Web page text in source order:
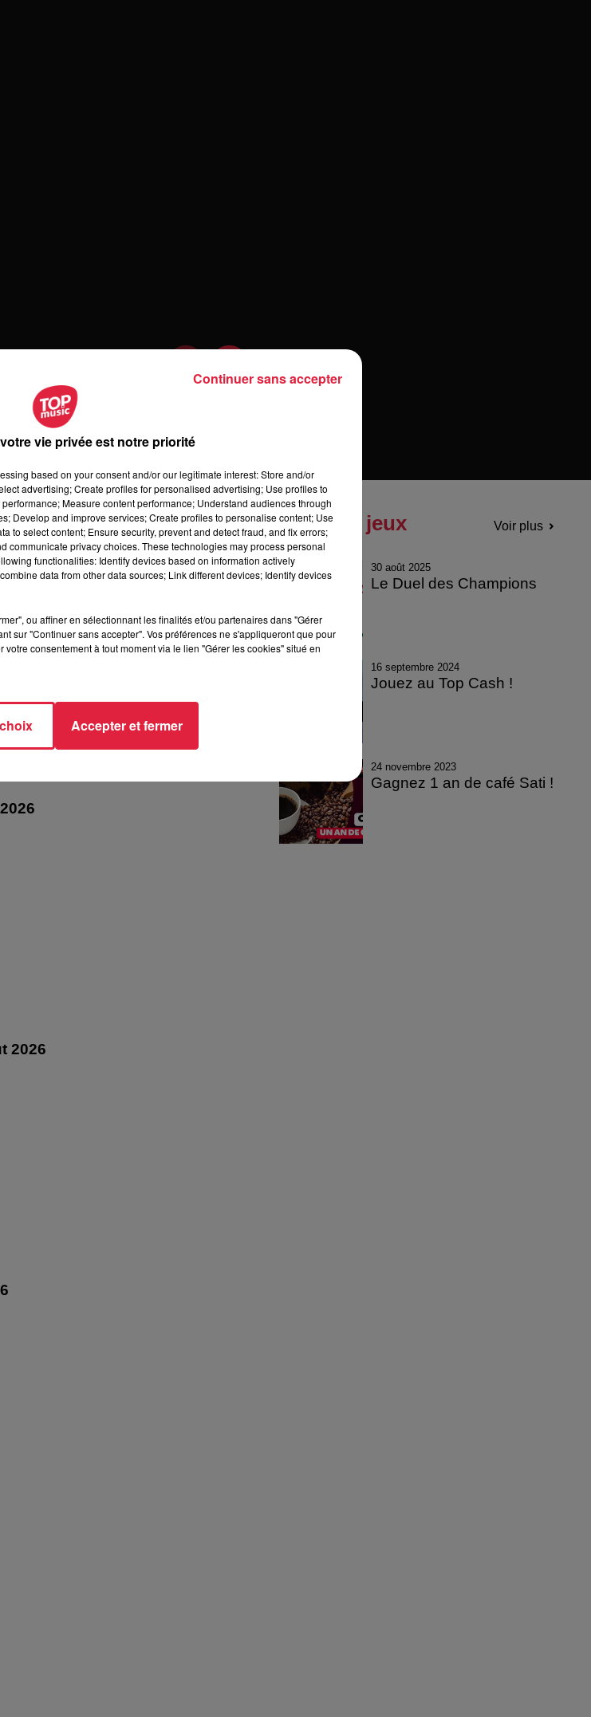
2026
2026
Tous les jeux Voir plus
30 août 2025
Le Duel des Champions
16 septembre 2024
Jouez au Top Cash !
24 novembre 2023
Gagnez 1 an de café Sati !
vie privée est notre priorité
based on your consent and/or our legitimate interest: Store and/or
advertising; Create profiles for personalised advertising; Use profiles to
Measure content performance; Understand audiences through
Develop and improve services; Create profiles to personalise content; Use
to select content; Ensure security, prevent and detect fraud, and fix errors;
communicate privacy choices. These technologies may process personal
functionalities: Identify devices based on information actively
data from other data sources; Link different devices; Identify devices
ou affiner en sélectionnant les finalités et/ou partenaires dans "Gérer
sur "Continuer sans accepter". Vos préférences ne s'appliqueront que pour
consentement à tout moment via le lien "Gérer les cookies" situé en
Accepter et fermer
Continuer sans accepter